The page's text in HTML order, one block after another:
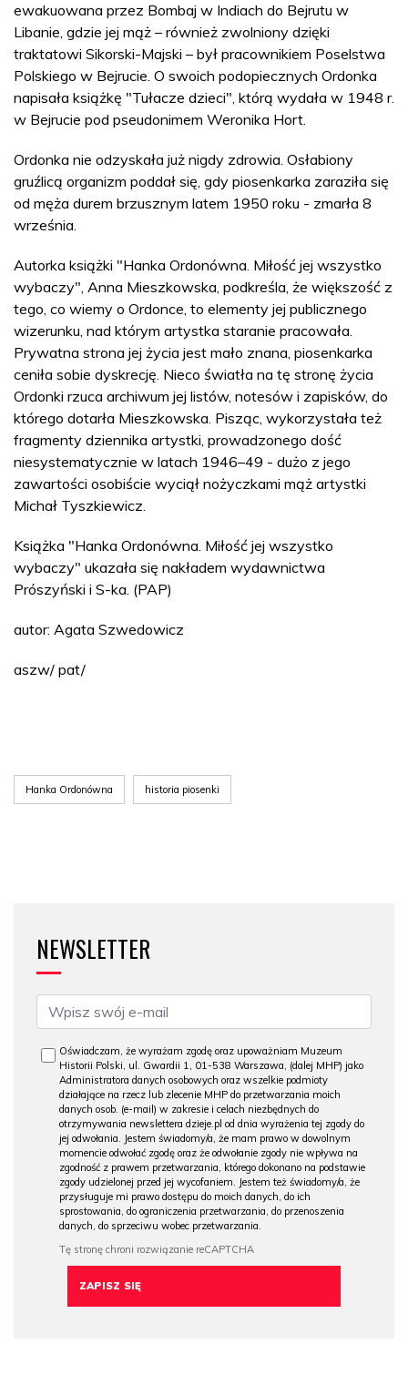
ewakuowana przez Bombaj w Indiach do Bejrutu w
Libanie, gdzie jej mąż – również zwolniony dzięki
traktatowi Sikorski-Majski – był pracownikiem Poselstwa
Polskiego w Bejrucie. O swoich podopiecznych Ordonka
napisała książkę "Tułacze dzieci", którą wydała w 1948 r.
w Bejrucie pod pseudonimem Weronika Hort.
Ordonka nie odzyskała już nigdy zdrowia. Osłabiony
gruźlicą organizm poddał się, gdy piosenkarka zaraziła się
od męża durem brzusznym latem 1950 roku - zmarła 8
września.
Autorka książki "Hanka Ordonówna. Miłość jej wszystko
wybaczy", Anna Mieszkowska, podkreśla, że większość z
tego, co wiemy o Ordonce, to elementy jej publicznego
wizerunku, nad którym artystka staranie pracowała.
Prywatna strona jej życia jest mało znana, piosenkarka
ceniła sobie dyskrecję. Nieco światła na tę stronę życia
Ordonki rzuca archiwum jej listów, notesów i zapisków, do
którego dotarła Mieszkowska. Pisząc, wykorzystała też
fragmenty dziennika artystki, prowadzonego dość
niesystematycznie w latach 1946–49 - dużo z jego
zawartości osobiście wyciął nożyczkami mąż artystki
Michał Tyszkiewicz.
Książka "Hanka Ordonówna. Miłość jej wszystko
wybaczy" ukazała się nakładem wydawnictwa
Prószyński i S-ka. (PAP)
autor: Agata Szwedowicz
aszw/ pat/
Hanka Ordonówna historia piosenki
NEWSLETTER
Oświadczam, że wyrażam zgodę oraz upoważniam Muzeum
Historii Polski, ul. Gwardii 1, 01-538 Warszawa, (dalej MHP) jako
Administratora danych osobowych oraz wszelkie podmioty
działające na rzecz lub zlecenie MHP do przetwarzania moich
danych osob. (e-mail) w zakresie i celach niezbędnych do
otrzymywania newslettera dzieje.pl od dnia wyrażenia tej zgody do
jej odwołania. Jestem świadomy/a, że mam prawo w dowolnym
momencie odwołać zgodę oraz że odwołanie zgody nie wpływa na
zgodność z prawem przetwarzania, którego dokonano na podstawie
zgody udzielonej przed jej wycofaniem. Jestem też świadomy/a, że
przysługuje mi prawo dostępu do moich danych, do ich
sprostowania, do ograniczenia przetwarzania, do przenoszenia
danych, do sprzeciwu wobec przetwarzania.